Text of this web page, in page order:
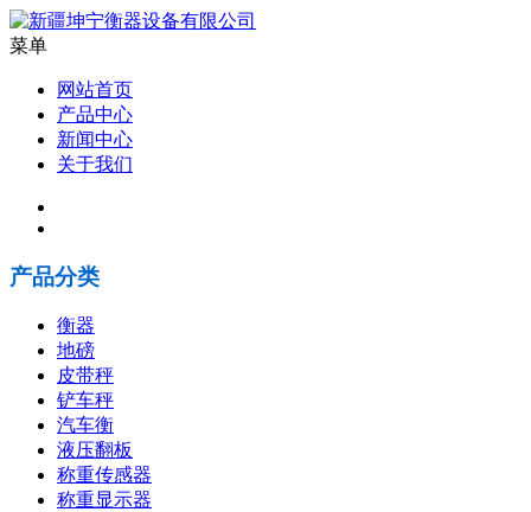
菜单
网站首页
产品中心
新闻中心
关于我们
产品分类
衡器
地磅
皮带秤
铲车秤
汽车衡
液压翻板
称重传感器
称重显示器